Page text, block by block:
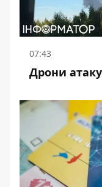
07:43
Дрони